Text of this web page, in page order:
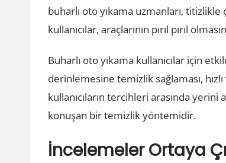
buharlı oto yıkama uzmanları,
kullanıcılar, araçlarının pırıl pırıl
Buharlı oto yıkama kullanıcılar için
derinlemesine temizlik sağlaması,
kullanıcıların tercihleri arasında
konuşan bir temizlik yöntemidir.
İncelemeler Ortaya